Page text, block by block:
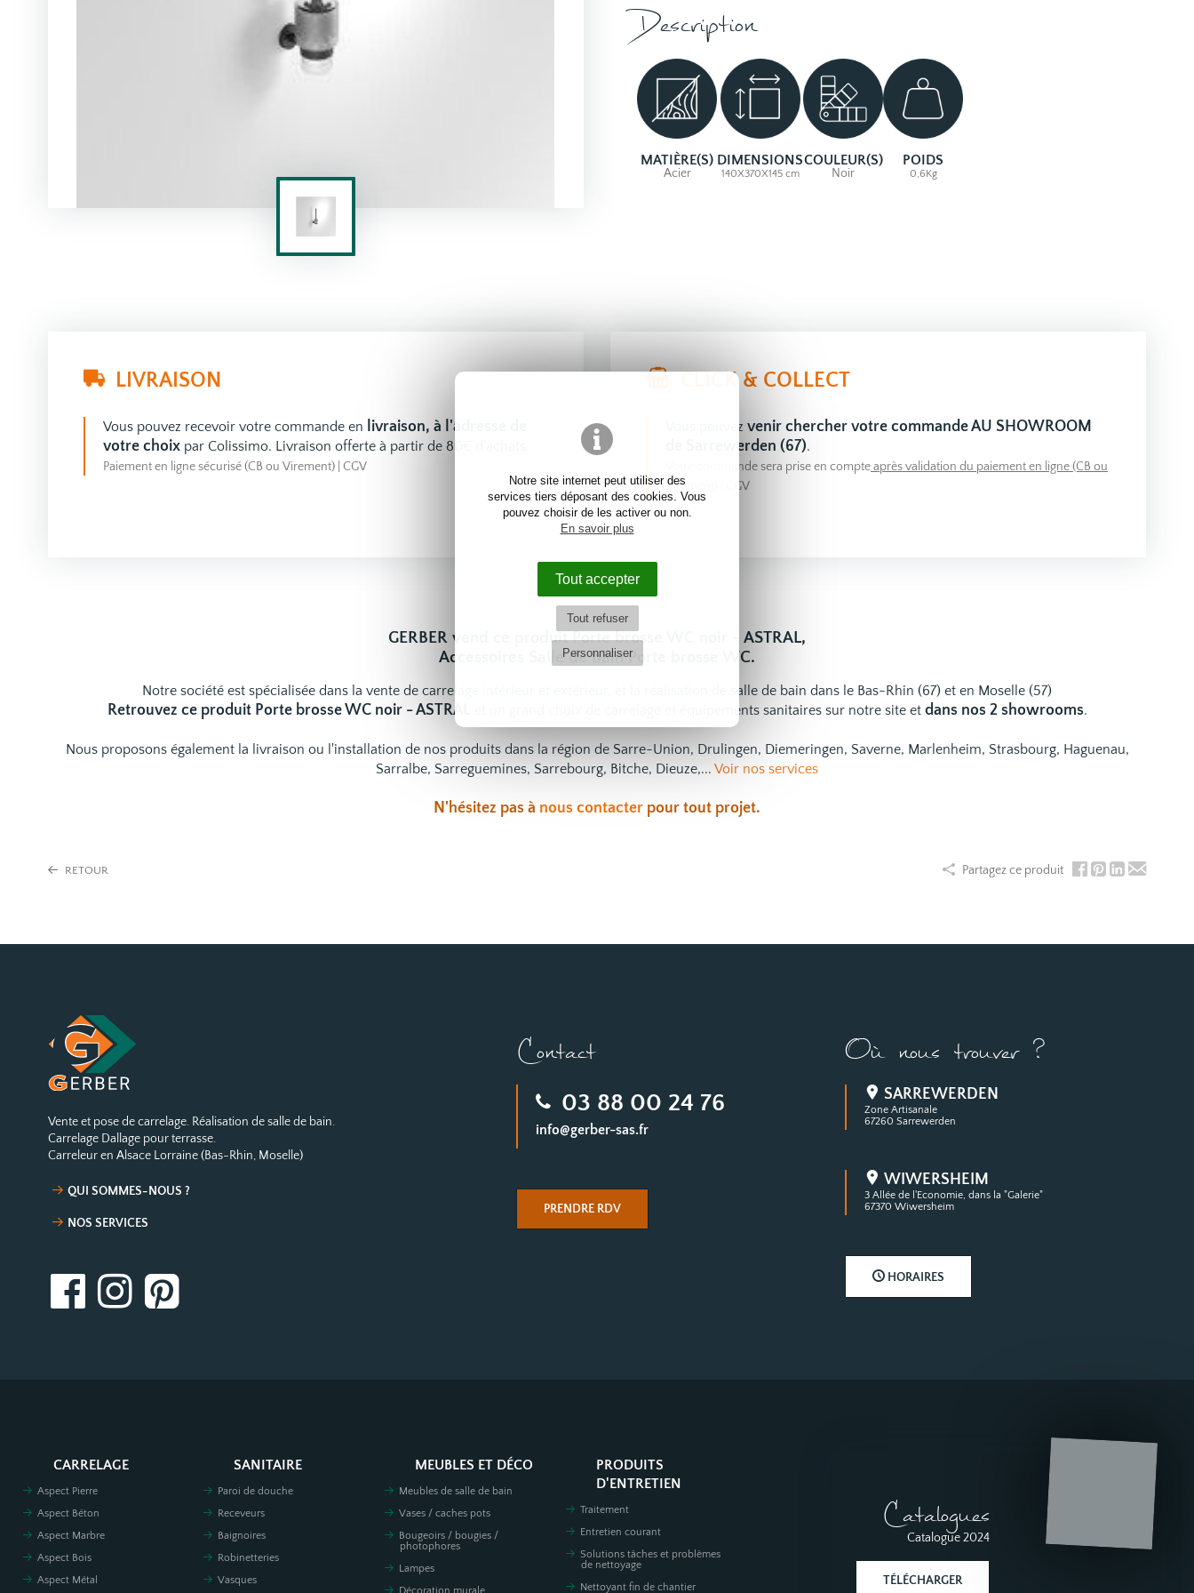
Notre site internet peut utiliser des
services tiers déposant des cookies. Vous
pouvez choisir de les activer ou non.
En savoir plus
Tout accepter
Tout refuser
Personnaliser
Description
MATIÈRE(S)
Acier
DIMENSIONS
140X370X145 cm
COULEUR(S)
Noir
POIDS
0,6Kg
LIVRAISON
Vous pouvez recevoir votre commande en
livraison, à l'adresse de
votre choixpar Colissimo. Livraison offerte à partir de 80€ d'achats.
Paiement en ligne sécurisé (CB ou Virement)| CGV
CLICK & COLLECT
Vous pouvez venir chercher votre commande AU SHOWROOM
de Sarrewerden (67).
Votre commande sera prise en compteaprès validation du paiement en ligne (CB ou
Virement)
CGV
GERBER vend ce produit Porte brosse WC noir - ASTRAL,
Accessoires Salle de bain Porte brosse WC.
Notre société est spécialisée dans la vente de carrelage intérieur et extérieur, et la réalisation de salle de bain dans le Bas-Rhin (67) et en Moselle (57)
Retrouvez ce produit Porte brosse WC noir - ASTRAL équipements sanitairessur notre site et dans nos 2 showrooms.
Nous proposons également la livraison ou l'installation de nos produits dans la région de Sarre-Union, Drulingen, Diemeringen, Saverne, Marlenheim, Strasbourg, Haguenau,
Sarralbe, Sarreguemines, Sarrebourg, Bitche, Dieuze,... Voir nos services
N'hésitez pas à nous contacter pour tout projet.
RETOUR Partagez ce produit
Vente et pose de carrelage. Réalisation de salle de bain.
Carrelage Dallage pour terrasse.
Carreleur en Alsace Lorraine (Bas-Rhin, Moselle)
QUI SOMMES-NOUS ?
NOS SERVICES
Contact
03 88 00 24 76
info@gerber-sas.fr
PRENDRE RDV
Où nous trouver ?
SARREWERDEN
Zone Artisanale
67260 Sarrewerden
WIWERSHEIM
3 Allée de l'Economie, dans la "Galerie"
67370 Wiwersheim
HORAIRES
CARRELAGE
Aspect Pierre
Aspect Béton
Aspect Marbre
Aspect Bois
Aspect Métal
SANITAIRE
Paroi de douche
Receveurs
Baignoires
Robinetteries
Vasques
MEUBLES ET DÉCO
Meubles de salle de bain
Vases / caches pots
Bougeoirs / bougies /
photophores
Lampes
PRODUITS
D'ENTRETIEN
Traitement
Entretien courant
Solutions tâches et problèmes
de nettoyage
Nettoyant fin de chantier
Catalogues
Catalogue 2024
TÉLÉCHARGER